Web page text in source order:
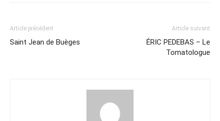
Article précédent
Saint Jean de Buèges
Article suivant
ÉRIC PEDEBAS – Le
Tomatologue